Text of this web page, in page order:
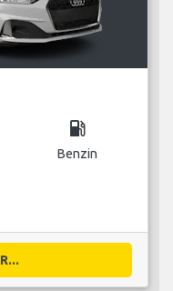
local_gas_station
Benzin